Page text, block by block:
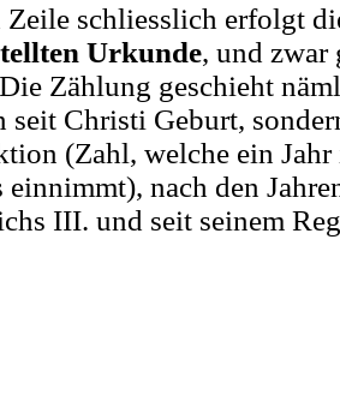
Zeile schliesslich erfolgt
Urkunde, und zwar
Zählung geschieht
seit Christi Geburt,
(Zahl, welche ein Jahr
nach den
III. und seit seinem